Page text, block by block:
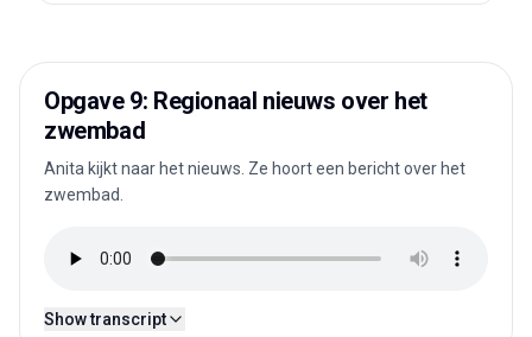
Opgave 9: Regionaal nieuws over het
zwembad
Anita kijkt naar het nieuws. Ze hoort een bericht over het
zwembad.
Show transcript